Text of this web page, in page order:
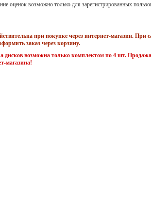
оценок возможно только для зарегистрированных
при покупке через интернет-магазин. При
заказ через корзину.
дисков возможна только комплектом по 4 шт.
магазина!